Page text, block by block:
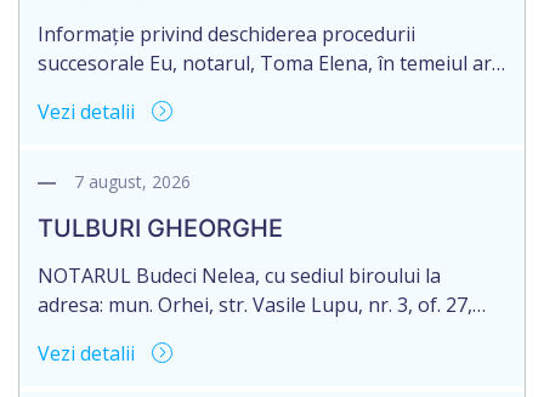
Informație privind deschiderea procedurii
succesorale Eu, notarul, Toma Elena, în temeiul art.
notific Moștenitorii/ persoană care are un interes
notariale în urma decesului cet. DOGANIC ILIA,
2007040006216. Eliberarea certificatului de
moștenitor este planificată în prealabil pentru […]
Vezi detalii
7 august, 2026
TULBURI GHEORGHE
NOTARUL Budeci Nelea, cu sediul biroului la
adresa: mun. Orhei, str. Vasile Lupu, nr. 3, of. 27,
în urma decesului cet. TULBURI GHEORGHE,
Vezi detalii